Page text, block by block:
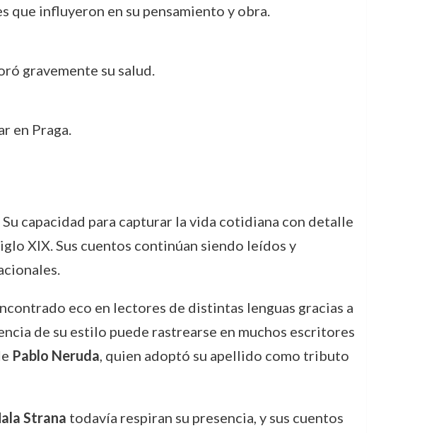
que influyeron en su pensamiento y obra.
gravemente su salud.
en Praga.
capacidad para capturar la vida cotidiana con detalle
XIX. Sus cuentos continúan siendo leídos y
eco en lectores de distintas lenguas gracias a
de su estilo puede rastrearse en muchos escritores
Pablo Neruda, quien adoptó su apellido como tributo
Strana todavía respiran su presencia, y sus cuentos